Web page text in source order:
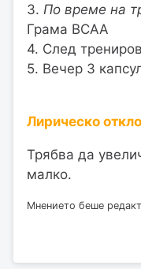
3. По време на
Грама BCAA
4. След
5. Вечер 3
Лирическо
Трябва да
малко.
Мнението беше